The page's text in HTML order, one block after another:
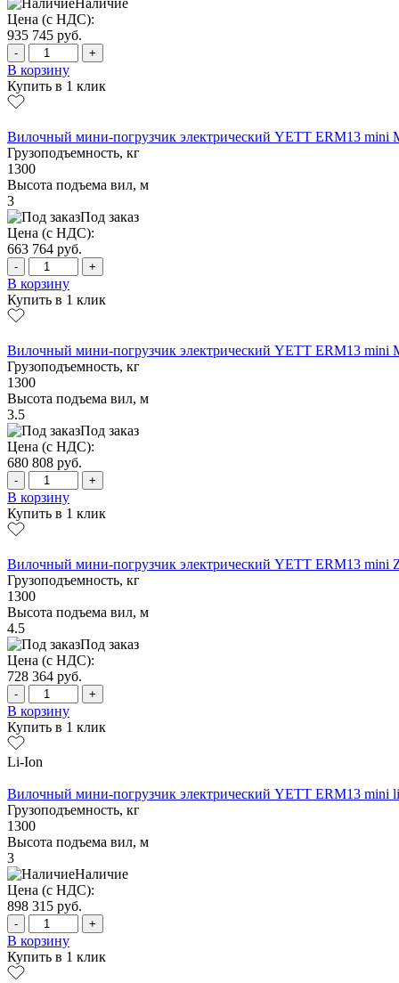
Наличие
Цена (с НДС):
935 745 руб.
- +
В корзину
Купить в 1 клик
Вилочный мини-погрузчик электрический YETT ERM13 mini
Грузоподъемность, кг
1300
Высота подъема вил, м
3
Под заказ
Цена (с НДС):
663 764 руб.
- +
В корзину
Купить в 1 клик
Вилочный мини-погрузчик электрический YETT ERM13 mini
Грузоподъемность, кг
1300
Высота подъема вил, м
3.5
Под заказ
Цена (с НДС):
680 808 руб.
- +
В корзину
Купить в 1 клик
Вилочный мини-погрузчик электрический YETT ERM13 mini
Грузоподъемность, кг
1300
Высота подъема вил, м
4.5
Под заказ
Цена (с НДС):
728 364 руб.
- +
В корзину
Купить в 1 клик
Li-Ion
Вилочный мини-погрузчик электрический YETT ERM13 mini
Грузоподъемность, кг
1300
Высота подъема вил, м
3
Наличие
Цена (с НДС):
898 315 руб.
- +
В корзину
Купить в 1 клик